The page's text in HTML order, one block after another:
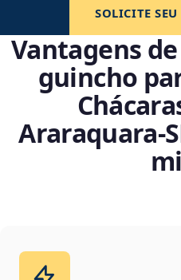
SOLICITE
Vantagens
guincho